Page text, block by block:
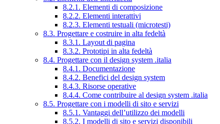
8.2.1. Elementi di composizione
8.2.2. Elementi interattivi
8.2.3. Elementi testuali (microtesti)
8.3. Progettare e costruire in alta fedeltà
8.3.1. Layout di pagina
8.3.2. Prototipi in alta fedeltà
8.4. Progettare con il design system .italia
8.4.1. Documentazione
8.4.2. Benefici del design system
8.4.3. Risorse operative
8.4.4. Come contribuire al design system .italia
8.5. Progettare con i modelli di sito e servizi
8.5.1. Vantaggi dell’utilizzo dei modelli
8.5.2. I modelli di sito e servizi disponibili